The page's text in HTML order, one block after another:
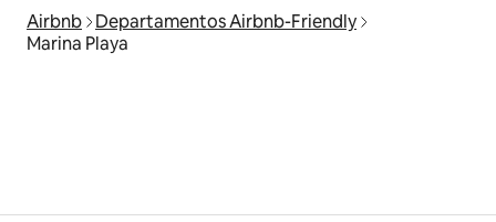
Airbnb
Departamentos Airbnb-Friendly
Marina Playa